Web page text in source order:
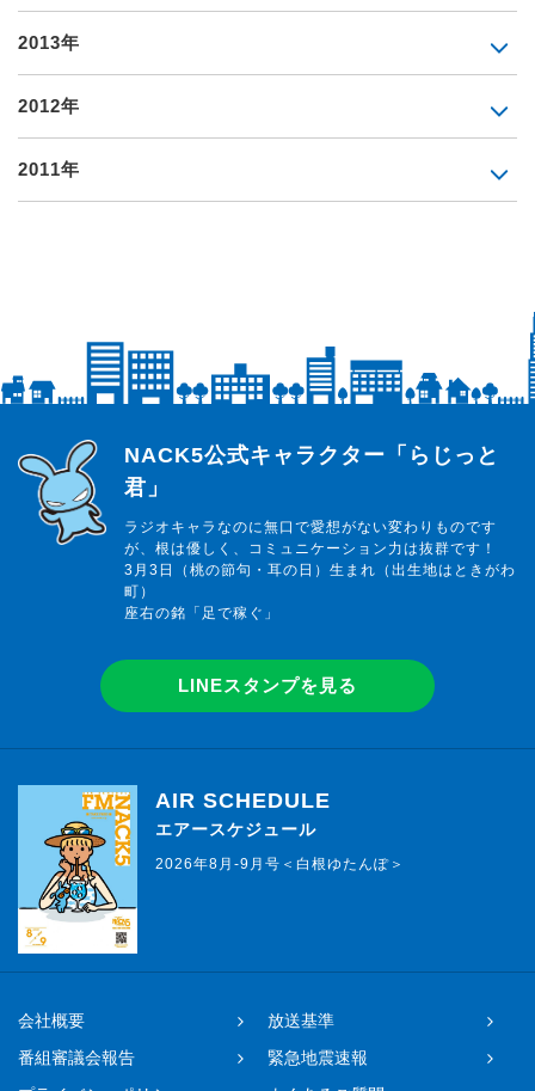
2013年
2012年
2011年
らじっと君
NACK5公式キャラクター「らじっと
君」
ラジオキャラなのに無口で愛想がない変わりものです
が、根は優しく、コミュニケーション力は抜群です！
3月3日（桃の節句・耳の日）生まれ（出生地はときがわ
町）
座右の銘「足で稼ぐ」
LINEスタンプを見る
AIR SCHEDULE
エアースケジュール
2026年8月-9月号＜白根ゆたんぽ＞
会社概要
放送基準
番組審議会報告
緊急地震速報